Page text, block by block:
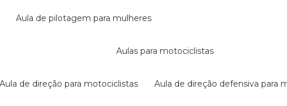
aula de pilotagem para mulheres
aulas para motociclistas
aula de direção para motociclistas aula de direção defensiva para